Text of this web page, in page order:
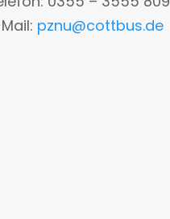
pznu@cottbus.de